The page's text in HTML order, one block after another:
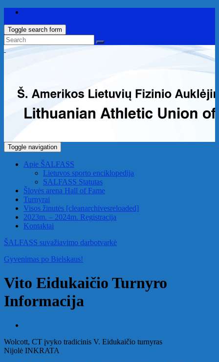
Toggle search form
Toggle navigation
Apie ŠALFASS
Lietuvos sporto enciklopedija
SALFASS Statutas
Šlovės arena Hall of Fame
Turnyrai
Visos žinutės [cleanarchivesreloaded]
2023m. – 2024m. Registracija
Kontaktai
ŠALFASS suvažiavimo darbotvarkė
Gyvenimas po Bielskaus!
Vito Eidukaičio Turnyro
Informacija
Wolcott, CT įvyko tradicinis V. Eidukaičio turnyras
Nijolė INKRATA